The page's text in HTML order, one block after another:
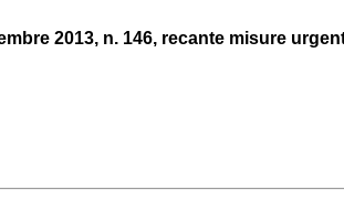
2013, n. 146, recante misure